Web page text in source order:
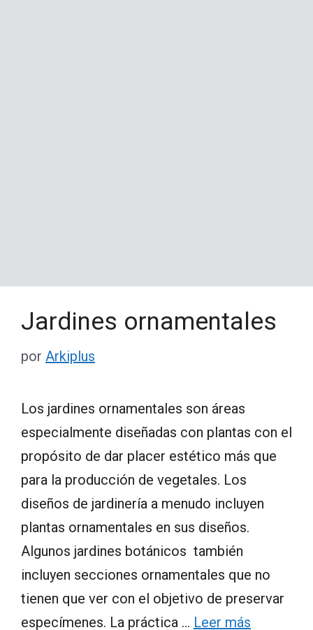
Jardines ornamentales
por Arkiplus
Los jardines ornamentales son áreas
especialmente diseñadas con plantas con el
propósito de dar placer estético más que
para la producción de vegetales. Los
diseños de jardinería a menudo incluyen
plantas ornamentales en sus diseños.
Algunos jardines botánicos también
incluyen secciones ornamentales que no
tienen que ver con el objetivo de preservar
especímenes. La práctica … Leer más